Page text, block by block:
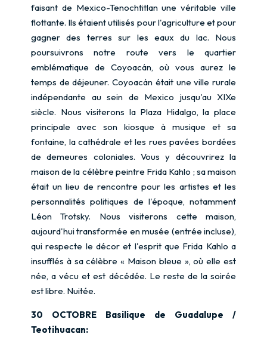
faisant de Mexico-Tenochtitlan une véritable ville
flottante. Ils étaient utilisés pour l'agriculture et pour
gagner des terres sur les eaux du lac. Nous
poursuivrons notre route vers le quartier
emblématique de Coyoacán, où vous aurez le
temps de déjeuner. Coyoacán était une ville rurale
indépendante au sein de Mexico jusqu'au XIXe
siècle. Nous visiterons la Plaza Hidalgo, la place
principale avec son kiosque à musique et sa
fontaine, la cathédrale et les rues pavées bordées
de demeures coloniales. Vous y découvrirez la
maison de la célèbre peintre Frida Kahlo ; sa maison
était un lieu de rencontre pour les artistes et les
personnalités politiques de l'époque, notamment
Léon Trotsky. Nous visiterons cette maison,
aujourd'hui transformée en musée (entrée incluse),
qui respecte le décor et l'esprit que Frida Kahlo a
insufflés à sa célèbre « Maison bleue », où elle est
née, a vécu et est décédée. Le reste de la soirée
est libre. Nuitée.
30 OCTOBRE Basilique de Guadalupe /
Teotihuacan: